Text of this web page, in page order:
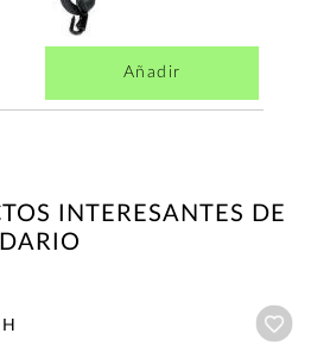
Añadir
INTERESANTES DE